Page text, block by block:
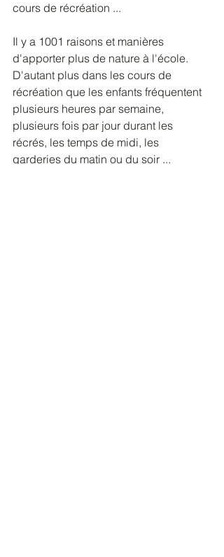
cours de récréation ...
Il y a 1001 raisons et manières
d'apporter plus de nature à l'école.
D'autant plus dans les cours de
récréation que les enfants fréquentent
plusieurs heures par semaine,
plusieurs fois par jour durant les
récrés, les temps de midi, les
garderies du matin ou du soir ...